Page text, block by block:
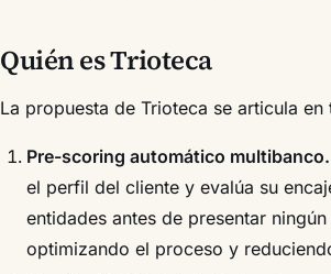
Quién es Trioteca
La propuesta de Trioteca se articula en
Pre-scoring automático multibanco.
el perfil del cliente y evalúa su
entidades antes de presentar
optimizando el proceso y